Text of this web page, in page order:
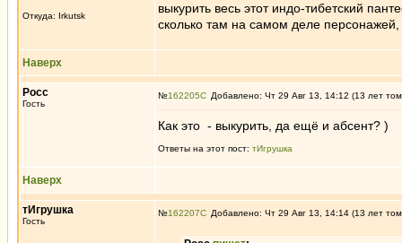
Откуда: Irkutsk
выкурить весь этот индо-тибетский
сколько там на самом деле
Наверх
Росс
Гость
№162205 Добавлено: Чт 29 Авг 13, 14:12 (13 лет
Как это - выкурить, да ещё и абсент? )
Ответы на этот пост: тИгрушка
Наверх
тИгрушка
Гость
№162207 Добавлено: Чт 29 Авг 13, 14:14 (13 лет